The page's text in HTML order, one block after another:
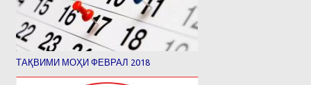
ТАҚВИМИ МОҲИ ФЕВРАЛ 2018